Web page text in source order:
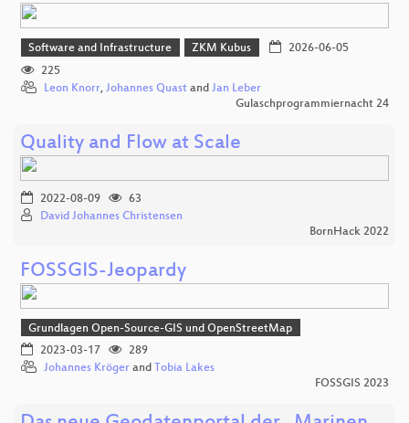
Software and Infrastructure ZKM Kubus
2026-06-05
225
Leon Knorr, Johannes Quast and Jan Leber
Gulaschprogrammiernacht 24
Quality and Flow at Scale
2022-08-09
63
David Johannes Christensen
BornHack 2022
FOSSGIS-Jeopardy
Grundlagen Open-Source-GIS und OpenStreetMap
2023-03-17
289
Johannes Kröger and Tobia Lakes
FOSSGIS 2023